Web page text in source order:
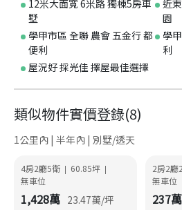
12米大面寬 6米路 獨棟5房車
墅
近
園
學甲市區 全聯 農會 五金行 都
便利
學
利
屋況好 採光佳 擇屋最佳選擇
類似物件實價登錄(8)
1公里內 | 半年內 | 別墅/透天
4房2廳5衛 | 60.85坪 |
無車位
1,428萬 23.47萬/坪
2房2廳
無車位
237萬